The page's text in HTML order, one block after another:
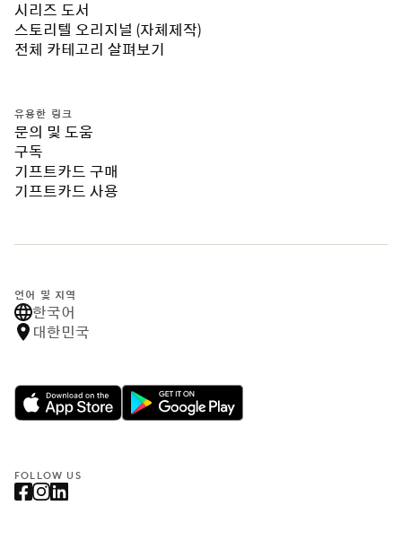
시리즈 도서
스토리텔 오리지널 (자체제작)
전체 카테고리 살펴보기
유용한 링크
문의 및 도움
구독
기프트카드 구매
기프트카드 사용
언어 및 지역
한국어
대한민국
FOLLOW US